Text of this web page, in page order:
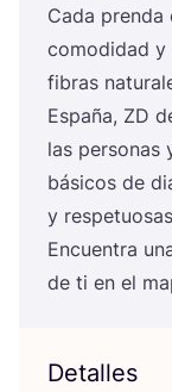
Cada pren­da
como­di­dad y
fibras
Espa­ña, ZD
las per­so­nas
bási­cos de
y
Encuen­tra
de ti en el
Detalles